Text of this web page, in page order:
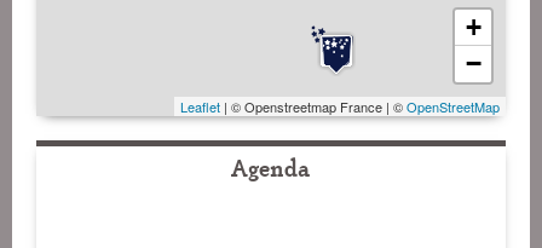
+
−
Leaflet | © Openstreetmap France | ©OpenStreetMap
Agenda